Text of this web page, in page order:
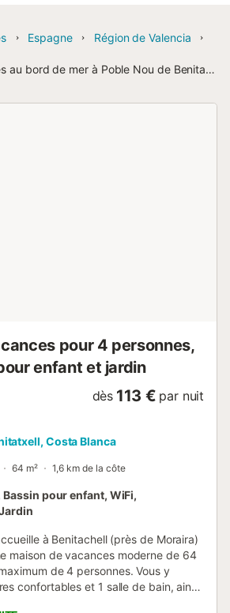
Espagne
Région de Valencia
Locations de vacances au bord de mer à Poble Nou de Benitatxell
pour 4 personnes,
enfant et jardin
dès 113 € par nuit
Costa Blanca
64 m² 1,6 km de la côte
pour enfant, WiFi,
à Benitachell (près de Moraira)
maison de vacances moderne de 64
de 4 personnes. Vous y
confortables et 1 salle de bain, ainsi